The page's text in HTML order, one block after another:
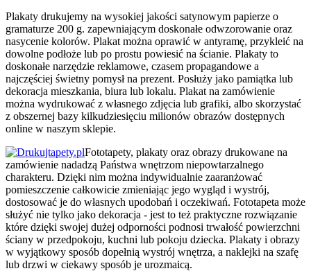
Plakaty drukujemy na wysokiej jakości satynowym papierze o
gramaturze 200 g. zapewniającym doskonałe odwzorowanie oraz
nasycenie kolorów. Plakat można oprawić w antyramę, przykleić na
dowolne podłoże lub po prostu powiesić na ścianie. Plakaty to
doskonałe narzędzie reklamowe, czasem propagandowe a
najczęściej świetny pomysł na prezent. Posłuży jako pamiątka lub
dekoracja mieszkania, biura lub lokalu. Plakat na zamówienie
można wydrukować z własnego zdjęcia lub grafiki, albo skorzystać
z obszernej bazy kilkudziesięciu milionów obrazów dostępnych
online w naszym sklepie.
Fototapety, plakaty oraz obrazy drukowane na
zamówienie nadadzą Państwa wnętrzom niepowtarzalnego
charakteru. Dzięki nim można indywidualnie zaaranżować
pomieszczenie całkowicie zmieniając jego wygląd i wystrój,
dostosować je do własnych upodobań i oczekiwań. Fototapeta może
służyć nie tylko jako dekoracja - jest to też praktyczne rozwiązanie
które dzięki swojej dużej odporności podnosi trwałość powierzchni
ściany w przedpokoju, kuchni lub pokoju dziecka. Plakaty i obrazy
w wyjątkowy sposób dopełnią wystrój wnętrza, a naklejki na szafę
lub drzwi w ciekawy sposób je urozmaicą.